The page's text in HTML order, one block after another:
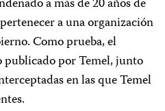
a una organización
Como prueba, el
por Temel, junto
en las que Temel